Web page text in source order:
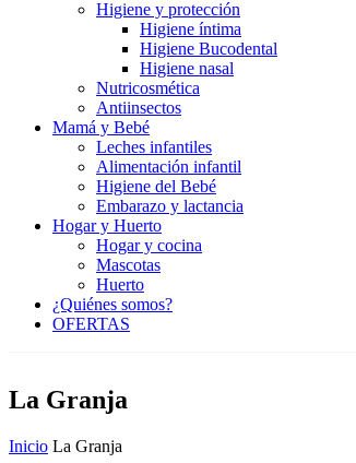
Higiene y protección
Higiene íntima
Higiene Bucodental
Higiene nasal
Nutricosmética
Antiinsectos
Mamá y Bebé
Leches infantiles
Alimentación infantil
Higiene del Bebé
Embarazo y lactancia
Hogar y Huerto
Hogar y cocina
Mascotas
Huerto
¿Quiénes somos?
OFERTAS
La Granja
Inicio La Granja